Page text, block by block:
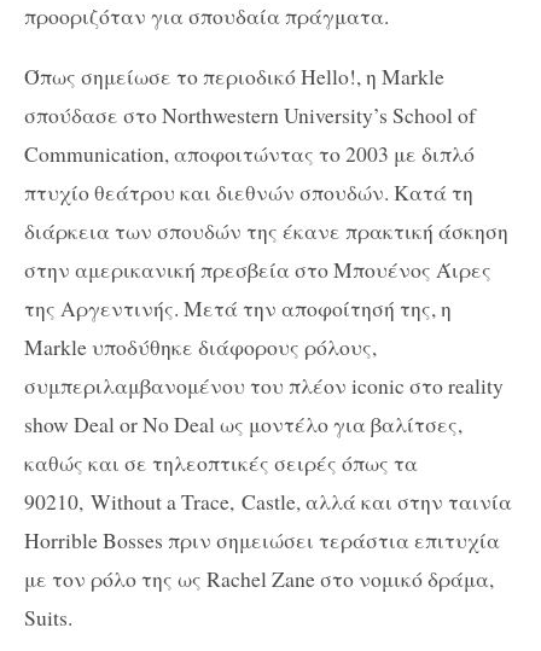
προοριζόταν για σπουδαία πράγματα.
Όπως σημείωσε το περιοδικό Hello!, η Markle
σπούδασε στο Northwestern University’s School of
Communication, αποφοιτώντας το 2003 με διπλό
πτυχίο θεάτρου και διεθνών σπουδών. Κατά τη
διάρκεια των σπουδών της έκανε πρακτική άσκηση
στην αμερικανική πρεσβεία στο Μπουένος Άιρες
της Αργεντινής. Μετά την αποφοίτησή της, η
Markle υποδύθηκε διάφορους ρόλους,
συμπεριλαμβανομένου του πλέον iconic στο reality
show Deal or No Deal ως μοντέλο για βαλίτσες,
καθώς και σε τηλεοπτικές σειρές όπως τα
90210, Without a Trace, Castle, αλλά και στην ταινία
Horrible Bosses πριν σημειώσει τεράστια επιτυχία
με τον ρόλο της ως Rachel Zane στο νομικό δράμα,
Suits.